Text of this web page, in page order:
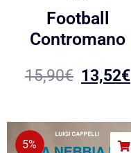
Football
Contromano
15,90€ 13,52€
5%